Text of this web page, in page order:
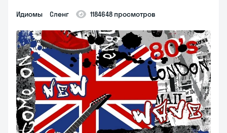
идиомы сленг 1184648 просмотров